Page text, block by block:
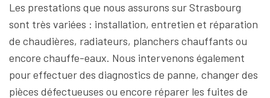
Les prestations que nous assurons sur Strasbourg
sont très variées : installation, entretien et réparation
de chaudières, radiateurs, planchers chauffants ou
encore chauffe-eaux. Nous intervenons également
pour effectuer des diagnostics de panne, changer des
pièces défectueuses ou encore réparer les fuites de